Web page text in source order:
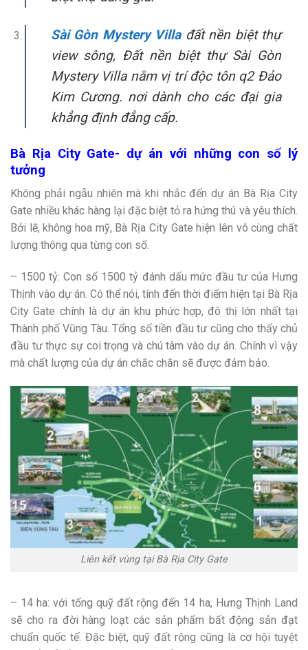
Sài Gòn Mystery Villađất nền biệt thự
view sông‎, Đất nền biệt thự Sài Gòn
Mystery Villa nằm vị trí độc tôn q2 Đảo
Kim Cương. nơi dành cho các đại gia
khẳng định đẳng cấp.
Bà Rịa City Gate- dự án với những con số lý
tưởng
Không phải ngẫu nhiên mà khi nhắc đến dự án Bà Rịa City
Gate nhiều khác hàng lại đặc biệt tỏ ra hứng thú và yêu thích.
Bởi lẽ, không hoa mỹ, Bà Rịa City Gate hiện lên vô cùng chất
lượng thông qua từng con số.
– 1500 tỷ: Con số 1500 tỷ đánh dấu mức đầu tư của Hưng
Thịnh vào dự án. Có thể nói, tính đến thời điểm hiện tại Bà Rịa
City Gate chính là dự án khu phức hợp, đô thị lớn nhất tại
Thành phố Vũng Tàu. Tổng số tiền đầu tư cũng cho thấy chủ
đầu tư thực sự coi trọng và chú tâm vào dự án. Chính vì vậy
mà chất lượng của dự án chắc chắn sẽ được đảm bảo.
Liên kết vùng tại Bà Rịa City Gate
– 14 ha: với tổng quỹ đất rộng đến 14 ha, Hưng Thịnh Land
sẽ cho ra đời hàng loạt các sản phẩm bất động sản đạt
chuẩn quốc tế. Đặc biệt, quỹ đất rộng cũng là cơ hội tuyệt